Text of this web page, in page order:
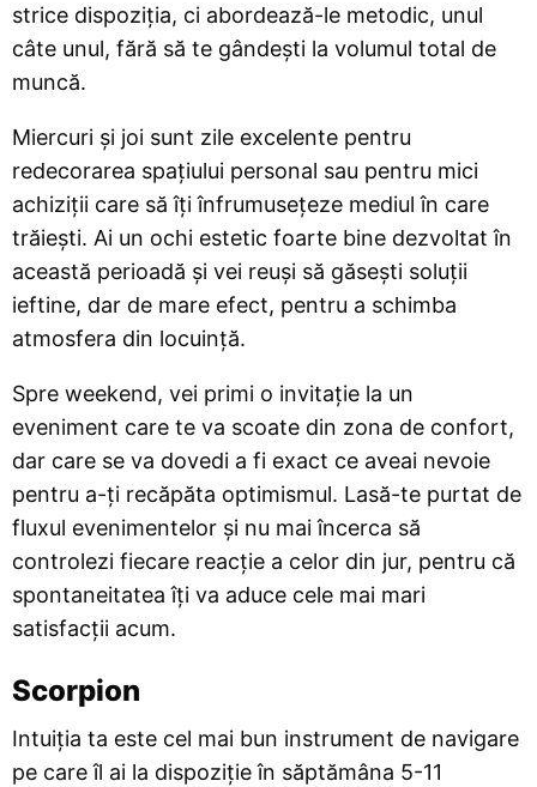
strice dispoziția, ci abordează-le metodic, unul
câte unul, fără să te gândești la volumul total de
muncă.
Miercuri și joi sunt zile excelente pentru
redecorarea spațiului personal sau pentru mici
achiziții care să îți înfrumusețeze mediul în care
trăiești. Ai un ochi estetic foarte bine dezvoltat în
această perioadă și vei reuși să găsești soluții
ieftine, dar de mare efect, pentru a schimba
atmosfera din locuință.
Spre weekend, vei primi o invitație la un
eveniment care te va scoate din zona de confort,
dar care se va dovedi a fi exact ce aveai nevoie
pentru a-ți recăpăta optimismul. Lasă-te purtat de
fluxul evenimentelor și nu mai încerca să
controlezi fiecare reacție a celor din jur, pentru că
spontaneitatea îți va aduce cele mai mari
satisfacții acum.
Scorpion
Intuiția ta este cel mai bun instrument de navigare
pe care îl ai la dispoziție în săptămâna 5-11